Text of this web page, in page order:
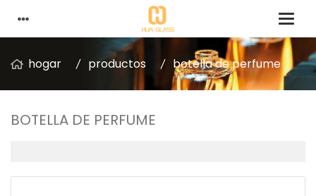
hogar productos botella de perfume
BOTELLA DE PERFUME